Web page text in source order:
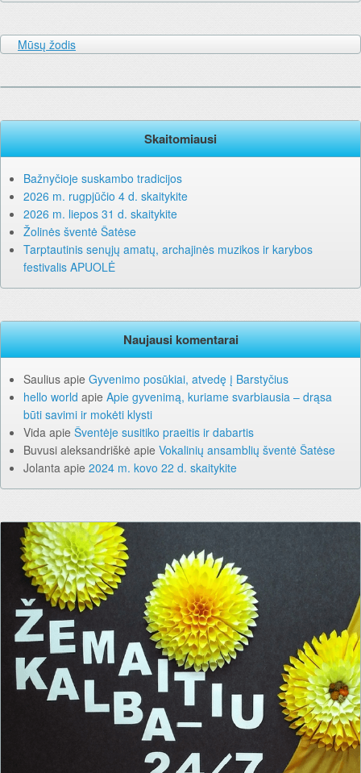
Mūsų žodis
Skaitomiausi
Bažnyčioje suskambo tradicijos
2026 m. rugpjūčio 4 d. skaitykite
2026 m. liepos 31 d. skaitykite
Žolinės šventė Šatėse
Tarptautinis senųjų amatų, archajinės muzikos ir karybos
festivalis APUOLĖ
Naujausi komentarai
Saulius apie Gyvenimo posūkiai, atvedę į Barstyčius
hello world apie Apie gyvenimą, kuriame svarbiausia – drąsa
būti savimi ir mokėti klysti
Vida apie Šventėje susitiko praeitis ir dabartis
Buvusi aleksandriškė apie Vokalinių ansamblių šventė Šatėse
Jolanta apie 2024 m. kovo 22 d. skaitykite